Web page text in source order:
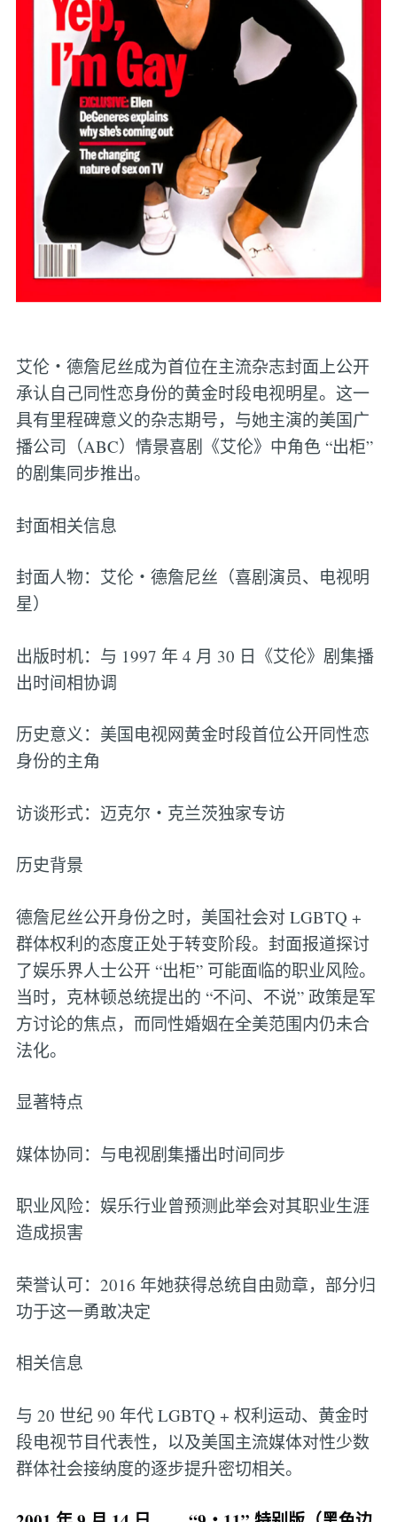
艾伦・德詹尼丝成为首位在主流杂志封面上公开
承认自己同性恋身份的黄金时段电视明星。这一
具有里程碑意义的杂志期号，与她主演的美国广
播公司（ABC）情景喜剧《艾伦》中角色 “出柜”
的剧集同步推出。
封面相关信息
封面人物：艾伦・德詹尼丝（喜剧演员、电视明
星）
出版时机：与 1997 年 4 月 30 日《艾伦》剧集播
出时间相协调
历史意义：美国电视网黄金时段首位公开同性恋
身份的主角
访谈形式：迈克尔・克兰茨独家专访
历史背景
德詹尼丝公开身份之时，美国社会对 LGBTQ +
群体权利的态度正处于转变阶段。封面报道探讨
了娱乐界人士公开 “出柜” 可能面临的职业风险。
当时，克林顿总统提出的 “不问、不说” 政策是军
方讨论的焦点，而同性婚姻在全美范围内仍未合
法化。
显著特点
媒体协同：与电视剧集播出时间同步
职业风险：娱乐行业曾预测此举会对其职业生涯
造成损害
荣誉认可：2016 年她获得总统自由勋章，部分归
功于这一勇敢决定
相关信息
与 20 世纪 90 年代 LGBTQ + 权利运动、黄金时
段电视节目代表性，以及美国主流媒体对性少数
群体社会接纳度的逐步提升密切相关。